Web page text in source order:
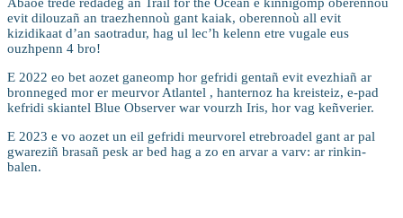
evit dilouzañ an traezhennoù gant kaiak, oberennoù all evit
kizidikaat d’an saotradur, hag ul lec’h kelenn etre vugale eus
ouzhpenn 4 bro!
E 2022 eo bet aozet ganeomp hor gefridi gentañ evit evezhiañ ar
bronneged mor er meurvor Atlantel , hanternoz ha kreisteiz, e-pad
kefridi skiantel Blue Observer war vourzh Iris, hor vag keñverier.
E 2023 e vo aozet un eil gefridi meurvorel etrebroadel gant ar pal
gwareziñ brasañ pesk ar bed hag a zo en arvar a varv: ar rinkin-
balen.